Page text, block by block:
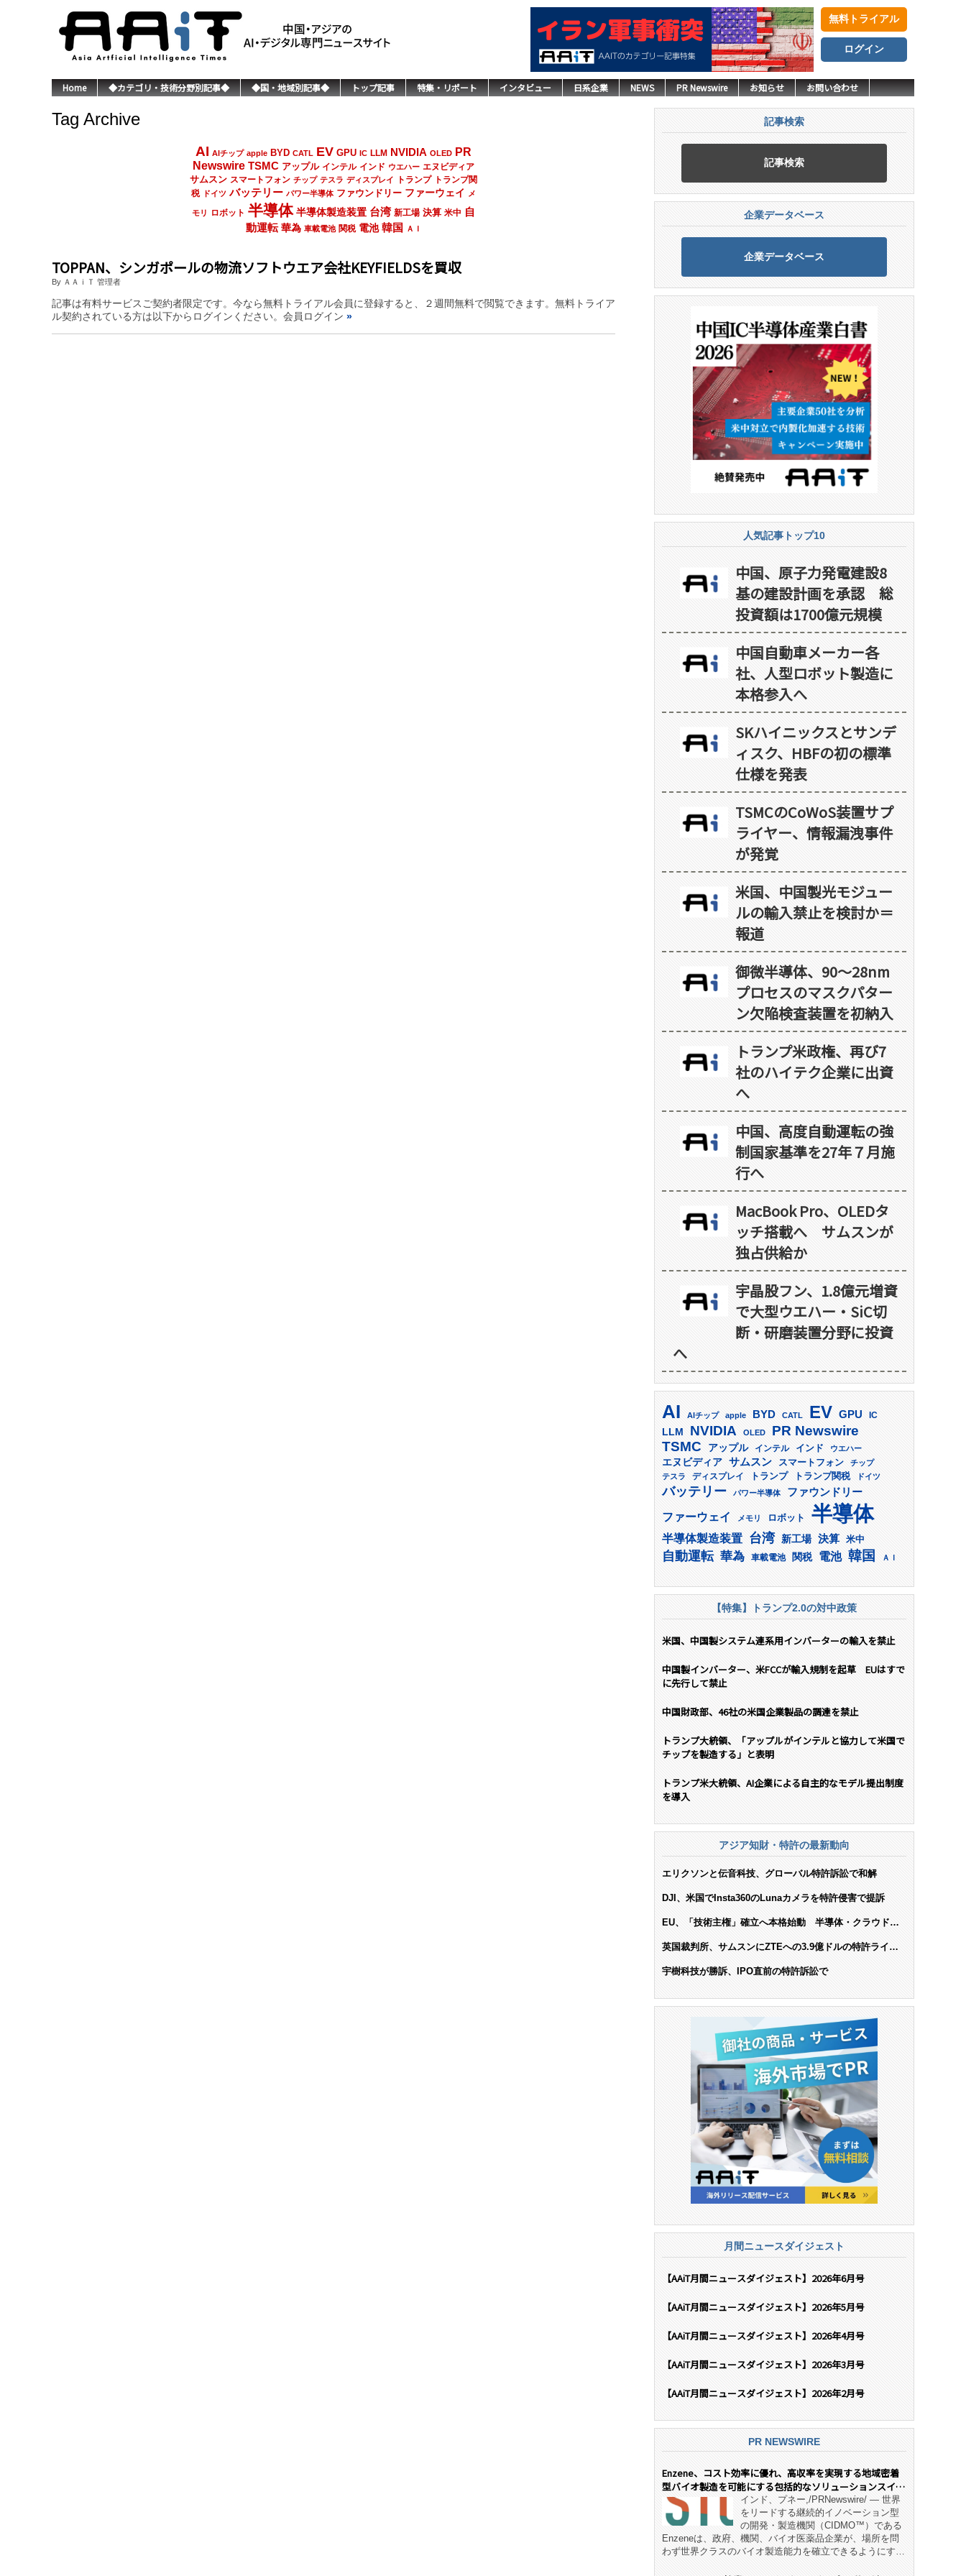
無料トライアル
ログイン
Home ◆カテゴリ・技術分野別記事◆ ◆国・地域別記事◆ トップ記事 特集・リポート インタビュー 日系企業 NEWS PR Newswire お知らせ お問い合わせ
Tag Archive
AI AIチップ apple BYD CATL EV GPU IC LLM NVIDIA OLED PR
Newswire TSMC アップル インテル インド ウエハー エヌビディア
サムスン スマートフォン チップ テスラ ディスプレイ トランプ
トランプ関
税
ドイツ バッテリー パワー半導体 ファウンドリー ファーウェイ メ
モリ ロボット 半導体 半導体製造装置 台湾 新工場 決算 米中 自
動運転 華為 車載電池 関税 電池 韓国 ＡＩ
TOPPAN、シンガポールの物流ソフトウエア会社KEYFIELDSを買収
By ＡＡｉＴ 管理者
記事は有料サービスご契約者限定です。今なら無料トライアル会員に登録すると、２週間無料で閲覧できます。無料トライア
ル契約されている方は以下からログインください。会員ログイン »
記事検索
記事検索
企業データベース
企業データベース
人気記事トップ10
中国、原子力発電建設8
基の建設計画を承認 総
投資額は1700億元規模
中国自動車メーカー各
社、人型ロボット製造に
本格参入へ
SKハイニックスとサンデ
ィスク、HBFの初の標準
仕様を発表
TSMCのCoWoS装置サプ
ライヤー、情報漏洩事件
が発覚
米国、中国製光モジュー
ルの輸入禁止を検討か＝
報道
御微半導体、90～28nm
プロセスのマスクパター
ン欠陥検査装置を初納入
トランプ米政権、再び7
社のハイテク企業に出資
へ
中国、高度自動運転の強
制国家基準を27年７月施
行へ
MacBook Pro、OLEDタ
ッチ搭載へ サムスンが
独占供給か
宇晶股フン、1.8億元増資
で大型ウエハー・SiC切
断・研磨装置分野に投資
へ
AI AIチップ apple BYD CATL EV GPU IC
LLM NVIDIA OLED PR Newswire
TSMC アップル インテル インド ウエハー
エヌビディア サムスン スマートフォン
チップ
テスラ
ディスプレイ トランプ トランプ関税 ドイツ
バッテリー パワー半導体 ファウンドリー
ファーウェイ メモリ ロボット 半導体
半導体製造装置 台湾 新工場 決算 米中
自動運転 華為 車載電池 関税 電池 韓国 ＡＩ
【特集】トランプ2.0の対中政策
米国、中国製システム連系用インバーターの輸入を禁止
中国製インバーター、米FCCが輸入規制を起草 EUはすで
に先行して禁止
中国財政部、46社の米国企業製品の調達を禁止
トランプ大統領、「アップルがインテルと協力して米国で
チップを製造する」と表明
トランプ米大統領、AI企業による自主的なモデル提出制度
を導入
アジア知財・特許の最新動向
エリクソンと伝音科技、グローバル特許訴訟で和解
DJI、米国でInsta360のLunaカメラを特許侵害で提訴
EU、「技術主権」確立へ本格始動 半導体・クラウド・
英国裁判所、サムスンにZTEへの3.9億ドルの特許ライセ
宇樹科技が勝訴、IPO直前の特許訴訟で
月間ニュースダイジェスト
【AAiT月間ニュースダイジェスト】2026年6月号
【AAiT月間ニュースダイジェスト】2026年5月号
【AAiT月間ニュースダイジェスト】2026年4月号
【AAiT月間ニュースダイジェスト】2026年3月号
【AAiT月間ニュースダイジェスト】2026年2月号
PR NEWSWIRE
Enzene、コスト効率に優れ、高収率を実現する地域密着
型バイオ製造を可能にする包括的なソリューションスイー
ト「NeX™」 をリリースインド、プネー,/PRNewswire/ — 世界
をリードする継続的イノベーション型
の開発・製造機関（CIDMO™）である
Enzeneは、政府、機関、バイオ医薬品企業が、場所を問
わず世界クラスのバイオ製造能力を確立できるようにす